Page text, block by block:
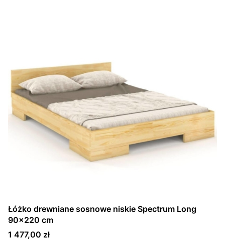
Łóżko drewniane sosnowe niskie Spectrum Long
90x220 cm
Cena
1 477,00 zł